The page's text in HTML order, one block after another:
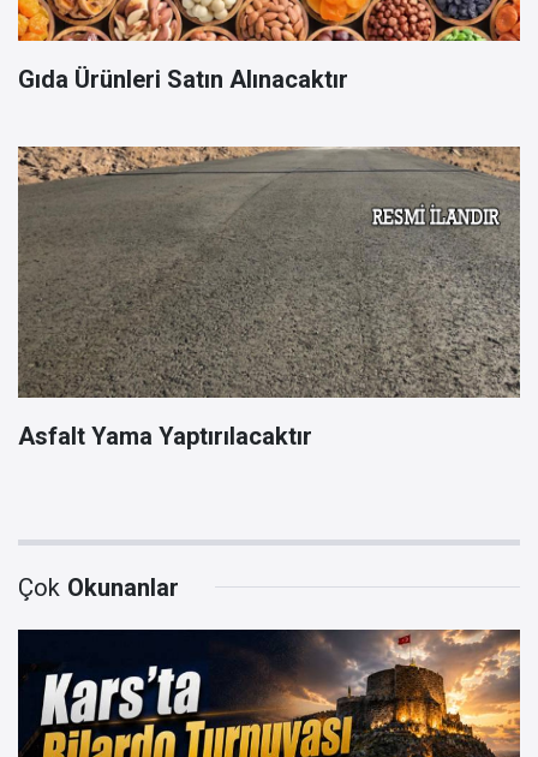
Gıda Ürünleri Satın Alınacaktır
Asfalt Yama Yaptırılacaktır
Çok Okunanlar